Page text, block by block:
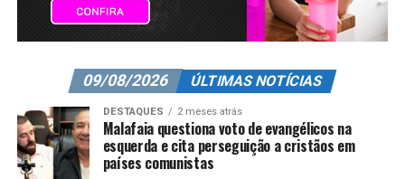
09/08/2026 ÚLTIMAS NOTÍCIAS
DESTAQUES 2 meses atrás
Malafaia questiona voto de evangélicos na
esquerda e cita perseguição a cristãos em
países comunistas